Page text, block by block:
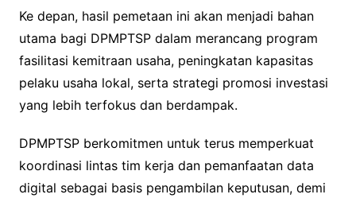
Ke depan, hasil pemetaan ini akan menjadi bahan
utama bagi DPMPTSP dalam merancang program
fasilitasi kemitraan usaha, peningkatan kapasitas
pelaku usaha lokal, serta strategi promosi investasi
yang lebih terfokus dan berdampak.
DPMPTSP berkomitmen untuk terus memperkuat
koordinasi lintas tim kerja dan pemanfaatan data
digital sebagai basis pengambilan keputusan, demi